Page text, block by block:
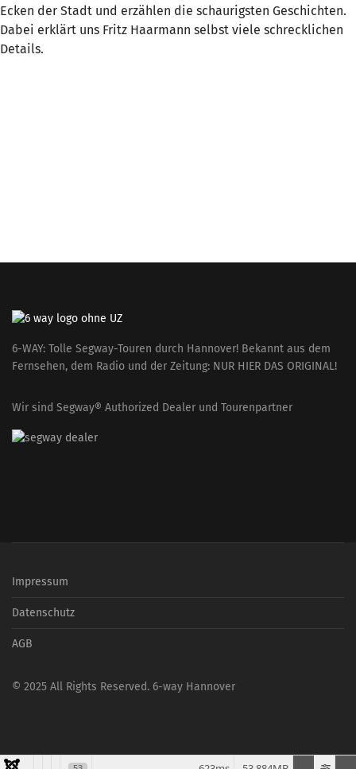
Ecken der Stadt und erzählen die schaurigsten Geschichten.
Dabei erklärt uns Fritz Haarmann selbst viele schrecklichen
Details.
6-WAY: Tolle Segway-Touren durch Hannover! Bekannt aus dem
Fernsehen, dem Radio und der Zeitung: NUR HIER DAS ORIGINAL!
Wir sind Segway® Authorized Dealer und Tourenpartner
Impressum
Datenschutz
AGB
© 2025 All Rights Reserved. 6-way Hannover